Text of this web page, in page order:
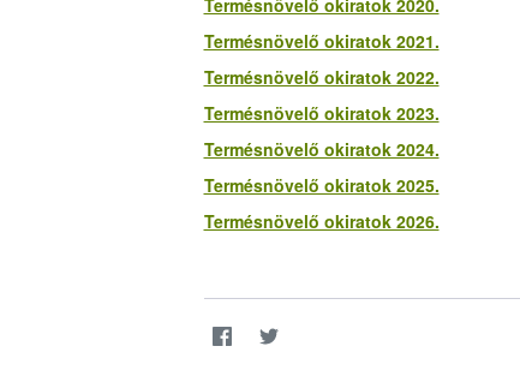
Termésnövelő okiratok 2020.
Termésnövelő okiratok 2021.
Termésnövelő okiratok 2022.
Termésnövelő okiratok 2023.
Termésnövelő okiratok 2024.
Termésnövelő okiratok 2025.
Termésnövelő okiratok 2026.